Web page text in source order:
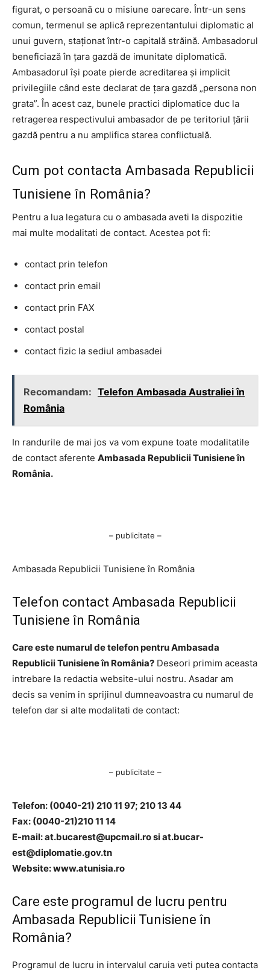
figurat, o persoană cu o misiune oarecare. Într-un sens
comun, termenul se aplică reprezentantului diplomatic al
unui guvern, staționat într-o capitală străină. Ambasadorul
beneficiază în țara gazdă de imunitate diplomatică.
Ambasadorul își poate pierde acreditarea și implicit
privilegiile când este declarat de țara gazdă „persona non
grata”. În acest caz, bunele practici diplomatice duc la
retragerea respectivului ambasador de pe teritoriul țării
gazdă pentru a nu amplifica starea conflictuală.
Cum pot contacta Ambasada Republicii
Tunisiene în România?
Pentru a lua legatura cu o ambasada aveti la dispozitie
mai multe modalitati de contact. Acestea pot fi:
contact prin telefon
contact prin email
contact prin FAX
contact postal
contact fizic la sediul ambasadei
Recomandam: Telefon Ambasada Australiei în
România
In randurile de mai jos va vom expune toate modalitatile
de contact aferente Ambasada Republicii Tunisiene în
România.
– publicitate –
Ambasada Republicii Tunisiene în România
Telefon contact Ambasada Republicii
Tunisiene în România
Care este numarul de telefon pentru Ambasada
Republicii Tunisiene în România? Deseori primim aceasta
intrebare la redactia website-ului nostru. Asadar am
decis sa venim in sprijinul dumneavoastra cu numarul de
telefon dar si alte modalitati de contact:
– publicitate –
Telefon: (0040-21) 210 11 97; 210 13 44
Fax: (0040-21)210 11 14
E-mail:at.bucarest@upcmail.rosi at.bucar-
est@diplomatie.gov.tn
Website: www.atunisia.ro
Care este programul de lucru pentru
Ambasada Republicii Tunisiene în
România?
Programul de lucru in intervalul caruia veti putea contacta